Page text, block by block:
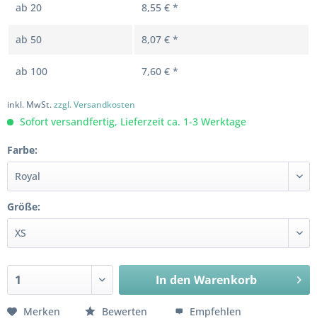
ab 20 8,55 € *
ab 50 8,07 € *
ab 100 7,60 € *
inkl. MwSt.zzgl. Versandkosten
Sofort versandfertig, Lieferzeit ca. 1-3 Werktage
Farbe:
Größe:
In den Warenkorb
Merken Bewerten Empfehlen